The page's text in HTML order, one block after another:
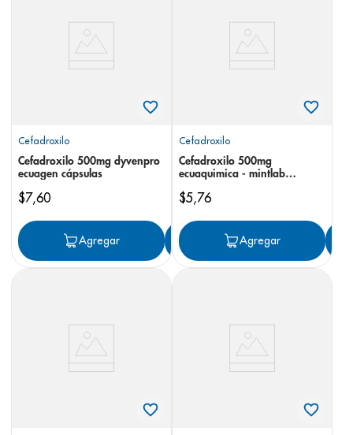
Cefadroxilo
Cefadroxilo 500mg dyvenpro
ecuagen cápsulas
$7,60
Agregar Agregar
Cefadroxilo
Cefadroxilo 500mg
ecuaquimica - mintlab
$5,76
Agregar
pediasure
panolini